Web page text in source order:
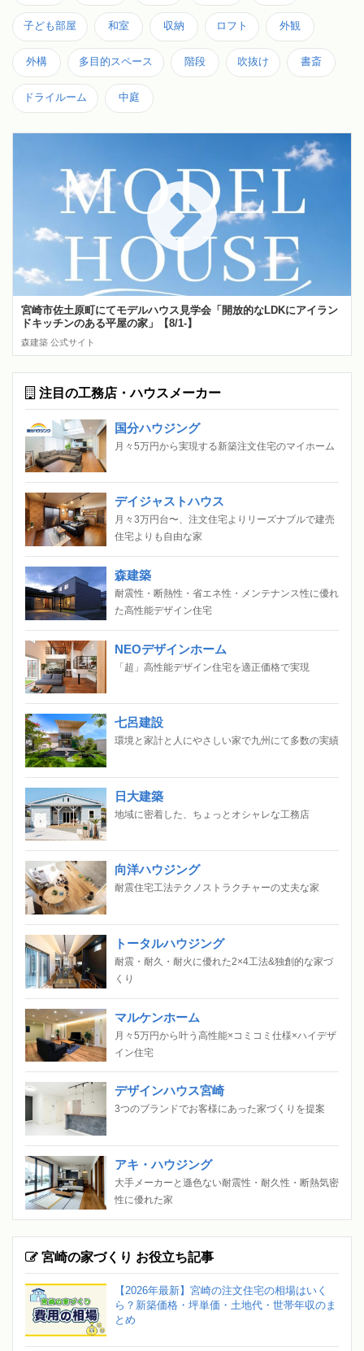
子ども部屋 和室 収納 ロフト 外観
外構 多目的スペース 階段 吹抜け 書斎
ドライルーム 中庭
宮崎市佐土原町にてモデルハウス見学会「開放的なLDKにアイラン
ドキッチンのある平屋の家」【8/1-】
森建築 公式サイト
注目の工務店・ハウスメーカー
国分ハウジング
月々5万円から実現する新築注文住宅のマイホーム
デイジャストハウス
月々3万円台〜、注文住宅よりリーズナブルで建売
住宅よりも自由な家
森建築
耐震性・断熱性・省エネ性・メンテナンス性に優れ
た高性能デザイン住宅
NEOデザインホーム
「超」高性能デザイン住宅を適正価格で実現
七呂建設
環境と家計と人にやさしい家で九州にて多数の実績
日大建築
地域に密着した、ちょっとオシャレな工務店
向洋ハウジング
耐震住宅工法テクノストラクチャーの丈夫な家
トータルハウジング
耐震・耐久・耐火に優れた2×4工法&独創的な家づ
くり
マルケンホーム
月々5万円から叶う高性能×コミコミ仕様×ハイデザ
イン住宅
デザインハウス宮崎
3つのブランドでお客様にあった家づくりを提案
アキ・ハウジング
大手メーカーと遜色ない耐震性・耐久性・断熱気密
性に優れた家
宮崎の家づくり お役立ち記事
【2026年最新】宮崎の注文住宅の相場はいく
ら？新築価格・坪単価・土地代・世帯年収のま
とめ